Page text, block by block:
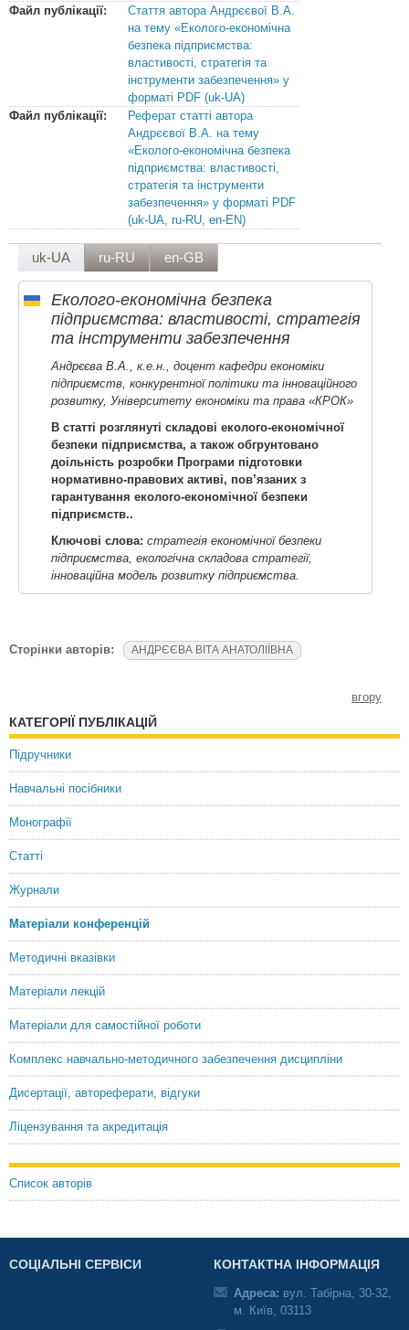
Файл публікації:
Стаття автора Андрєєвої В.А.
на тему «Еколого-економічна
безпека підприємства:
властивості, стратегія та
інструменти забезпечення» у
форматі PDF (uk-UA)
Файл публікації:
Реферат статті автора
Андрєєвої В.А. на тему
«Еколого-економічна безпека
підприємства: властивості,
стратегія та інструменти
забезпечення» у форматі PDF
(uk-UA, ru-RU, en-EN)
uk-UA ru-RU en-GB
Еколого-економічна безпека
підприємства: властивості, стратегія
та інструменти забезпечення
Андрєєва В.А., к.е.н., доцент кафедри економіки
підприємств, конкурентної політики та інноваційного
розвитку, Університету економіки та права «КРОК»
В статті розглянуті складові еколого-економічної
безпеки підприємства, а також обгрунтовано
доільність розробки Програми підготовки
нормативно-правових активі, пов’язаних з
гарантування еколого-економічної безпеки
підприємств..
Ключові слова: стратегія економічної безпеки
підприємства, екологічна складова стратегії,
інноваційна модель розвитку підприємства.
Сторінки авторів: АНДРЄЄВА ВІТА АНАТОЛІЇВНА
вгору
КАТЕГОРІЇ ПУБЛІКАЦІЙ
Підручники
Навчальні посібники
Монографії
Статті
Журнали
Матеріали конференцій
Методичні вказівки
Матеріали лекцій
Матеріали для самостійної роботи
Комплекс навчально-методичного забезпечення дисципліни
Дисертації, автореферати, відгуки
Ліцензування та акредитація
Список авторів
СОЦІАЛЬНІ СЕРВІСИ КОНТАКТНА ІНФОРМАЦІЯ
Адреса: вул. Табірна, 30-32,
м. Київ, 03113